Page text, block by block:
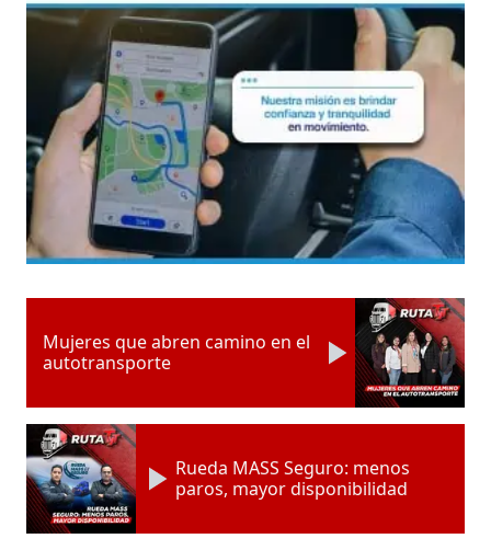
Mujeres que abren camino en el
autotransporte
Rueda MASS Seguro: menos
paros, mayor disponibilidad